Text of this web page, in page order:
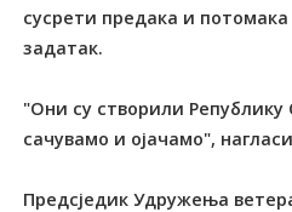
сусрети предака и потомака
задатак.
"Они су створили Републику
сачувамо и ојачамо",
Предсједик Удружења